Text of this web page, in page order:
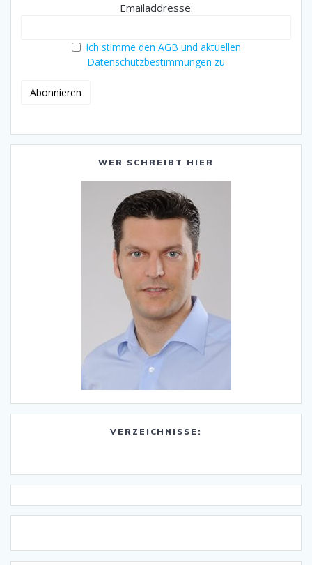
Emailaddresse:
Ich stimme den AGB und aktuellen
Datenschutzbestimmungen zu
WER SCHREIBT HIER
VERZEICHNISSE: